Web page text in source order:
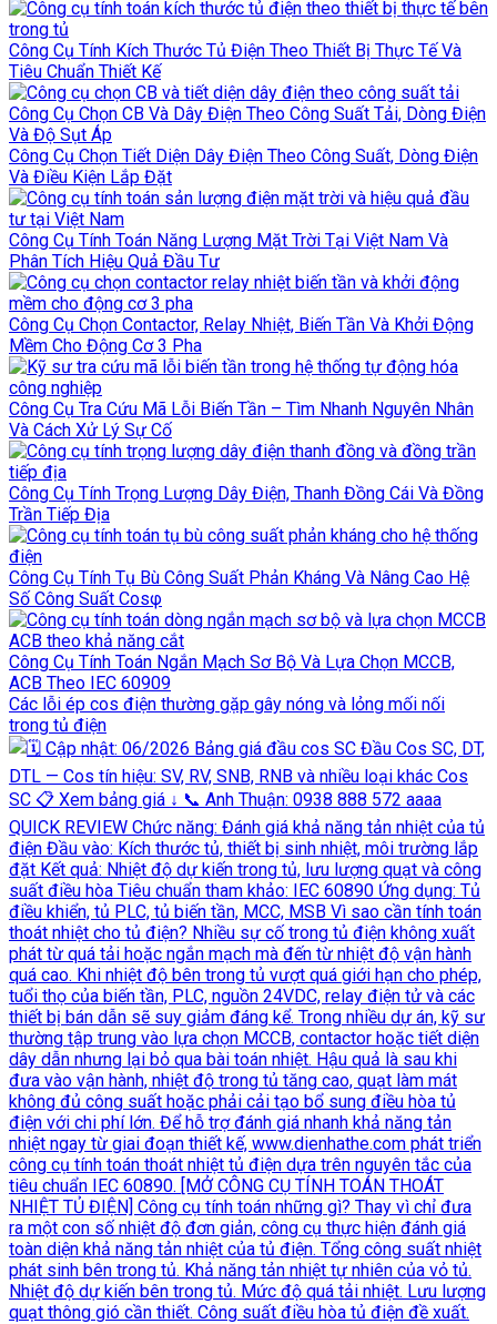
Công Cụ Tính Kích Thước Tủ Điện Theo Thiết Bị Thực Tế Và
Tiêu Chuẩn Thiết Kế
Công Cụ Chọn CB Và Dây Điện Theo Công Suất Tải, Dòng Điện
Và Độ Sụt Áp
Công Cụ Chọn Tiết Diện Dây Điện Theo Công Suất, Dòng Điện
Và Điều Kiện Lắp Đặt
Công Cụ Tính Toán Năng Lượng Mặt Trời Tại Việt Nam Và
Phân Tích Hiệu Quả Đầu Tư
Công Cụ Chọn Contactor, Relay Nhiệt, Biến Tần Và Khởi Động
Mềm Cho Động Cơ 3 Pha
Công Cụ Tra Cứu Mã Lỗi Biến Tần – Tìm Nhanh Nguyên Nhân
Và Cách Xử Lý Sự Cố
Công Cụ Tính Trọng Lượng Dây Điện, Thanh Đồng Cái Và Đồng
Trần Tiếp Địa
Công Cụ Tính Tụ Bù Công Suất Phản Kháng Và Nâng Cao Hệ
Số Công Suất Cosφ
Công Cụ Tính Toán Ngắn Mạch Sơ Bộ Và Lựa Chọn MCCB,
ACB Theo IEC 60909
Các lỗi ép cos điện thường gặp gây nóng và lỏng mối nối
trong tủ điện